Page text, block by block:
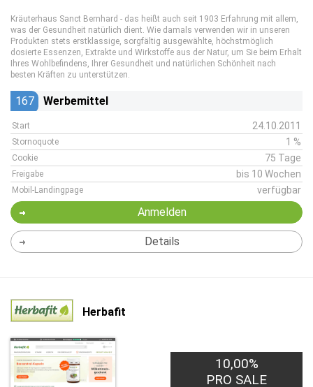
Kräuterhaus Sanct Bernhard - das heißt auch seit 1903 Erfahrung mit allem,
was der Gesundheit natürlich dient. Wie damals verwenden wir in unseren
Produkten stets erstklassige, sorgfältig ausgewählte, höchstmöglich
dosierte Essenzen, Extrakte und Wirkstoffe aus der Natur, um Sie beim Erhalt
Ihres Wohlbefindens, Ihrer Gesundheit und natürlichen Schönheit nach
besten Kräften zu unterstützen.
167 Werbemittel
Start 24.10.2011
Stornoquote 1 %
Cookie 75 Tage
Freigabe bis 10 Wochen
Mobil-Landingpage verfügbar
Anmelden
Details
Herbafit
10,00%
PRO SALE